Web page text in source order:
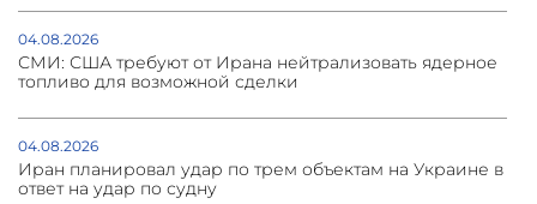
04.08.2026
СМИ: США требуют от Ирана нейтрализовать ядерное
топливо для возможной сделки
04.08.2026
Иран планировал удар по трем объектам на Украине в
ответ на удар по судну